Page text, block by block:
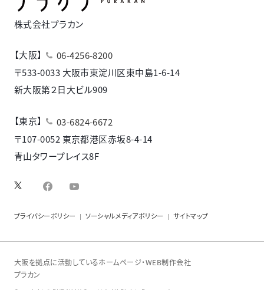
株式会社プラカン
【大阪】
06-4256-8200
〒533-0033 大阪市東淀川区東中島1-6-14
新大阪第２日大ビル909
【東京】
03-6824-6672
〒107-0052 東京都港区赤坂8-4-14
青山タワープレイス8F
プライバシーポリシー ソーシャルメディアポリシー サイトマップ
大阪を拠点に活動しているホームページ・WEB制作会社
プラカン